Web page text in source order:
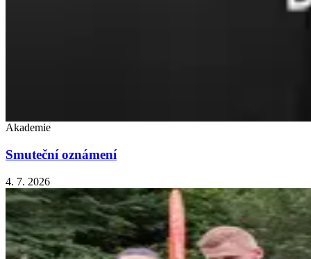
Akademie
Smuteční oznámení
4. 7. 2026